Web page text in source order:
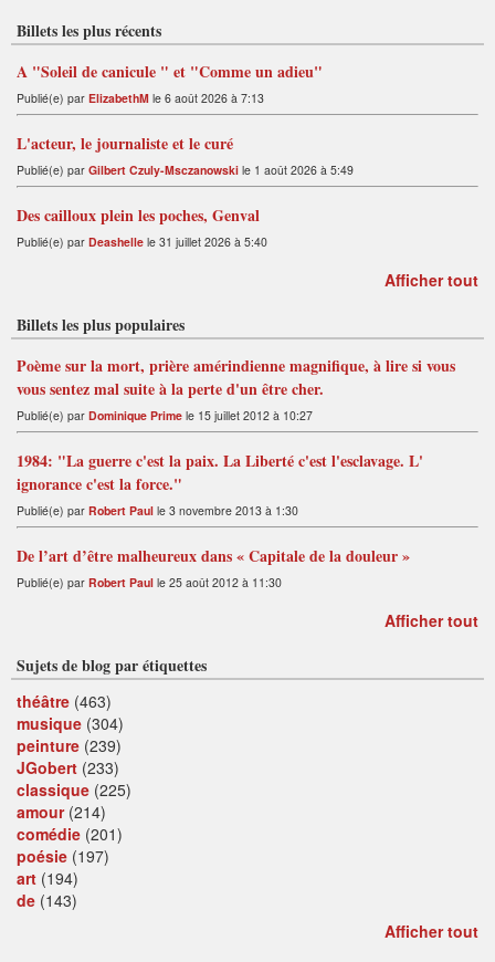
Billets les plus récents
A "Soleil de canicule " et "Comme un adieu"
Publié(e) par ElizabethM le 6 août 2026 à 7:13
L'acteur, le journaliste et le curé
Publié(e) par Gilbert Czuly-Msczanowski le 1 août 2026 à 5:49
Des cailloux plein les poches, Genval
Publié(e) par Deashelle le 31 juillet 2026 à 5:40
Afficher tout
Billets les plus populaires
Poème sur la mort, prière amérindienne magnifique, à lire si vous
vous sentez mal suite à la perte d'un être cher.
Publié(e) par Dominique Prime le 15 juillet 2012 à 10:27
1984: "La guerre c'est la paix. La Liberté c'est l'esclavage. L'
ignorance c'est la force."
Publié(e) par Robert Paul le 3 novembre 2013 à 1:30
De l’art d’être malheureux dans « Capitale de la douleur »
Publié(e) par Robert Paul le 25 août 2012 à 11:30
Afficher tout
Sujets de blog par étiquettes
théâtre (463)
musique (304)
peinture (239)
JGobert (233)
classique (225)
amour(214)
comédie (201)
poésie (197)
art (194)
de (143)
Afficher tout